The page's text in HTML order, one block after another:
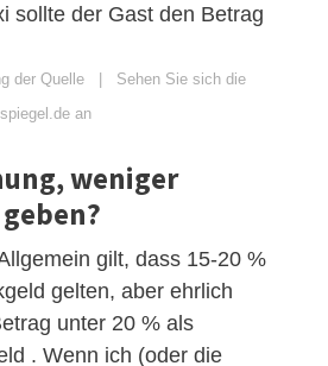
sollte der Gast den Betrag
der Quelle | Sehen Sie sich die
an
weniger
gilt, dass 15-20 %
gelten, aber ehrlich
unter 20 % als
. Wenn ich (oder die